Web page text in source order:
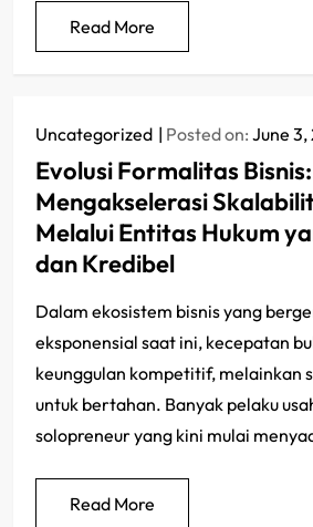
Read More
Uncategorized Posted on: June
Evolusi Formalitas Bisnis:
Mengakselerasi
Melalui Entitas Hukum
dan Kredibel
Dalam ekosistem bisnis yang
eksponensial saat ini, kecepatan
keunggulan kompetitif, melainkan
untuk bertahan. Banyak pelaku
solopreneur yang kini mulai
Read More